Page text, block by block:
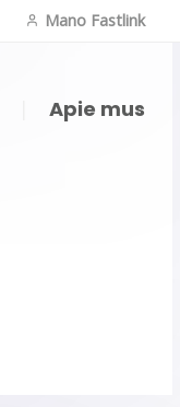
Mano Fastlink
Apie mus